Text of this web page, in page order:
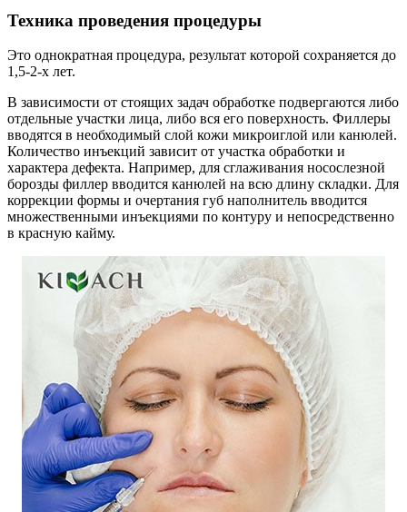
Техника проведения процедуры
Это однократная процедура, результат которой сохраняется до
1,5-2-х лет.
В зависимости от стоящих задач обработке подвергаются либо
отдельные участки лица, либо вся его поверхность. Филлеры
вводятся в необходимый слой кожи микроиглой или канюлей.
Количество инъекций зависит от участка обработки и
характера дефекта. Например, для сглаживания носослезной
борозды филлер вводится канюлей на всю длину складки. Для
коррекции формы и очертания губ наполнитель вводится
множественными инъекциями по контуру и непосредственно
в красную кайму.